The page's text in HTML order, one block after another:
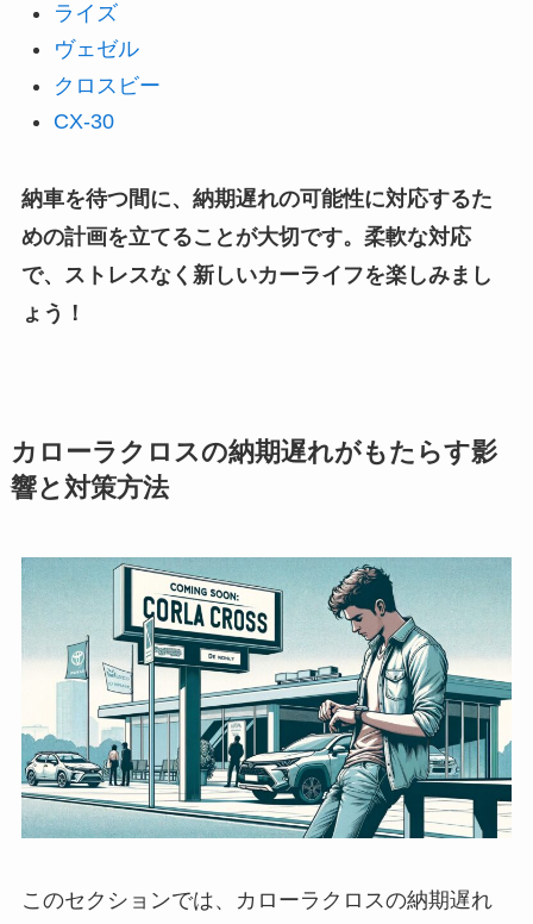
ライズ
ヴェゼル
クロスビー
CX-30
納車を待つ間に、納期遅れの可能性に対応するた
めの計画を立てることが大切です。柔軟な対応
で、ストレスなく新しいカーライフを楽しみまし
ょう！
カローラクロスの納期遅れがもたらす影
響と対策方法
このセクションでは、カローラクロスの納期遅れ